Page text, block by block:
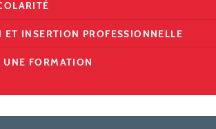
ET INSERTION PROFESSIONNELLE
UNE FORMATION